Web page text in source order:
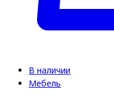
В наличии
Мебель